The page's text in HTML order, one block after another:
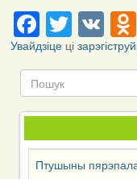
VK
Увайдзіцеці
Птушыны